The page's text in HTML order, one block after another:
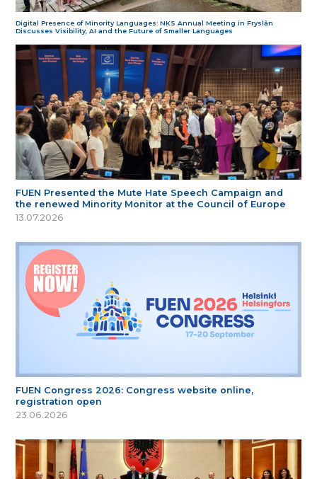
Digital Presence of Minority Languages: NKS Annual Meeting in Fryslân
Discusses Visibility, AI and the Future of Smaller Languages
FUEN Presented the Mute Hate Speech Campaign and
the renewed Minority Monitor at the Council of Europe
13.07.2026
FUEN Congress 2026: Congress website online,
registration open
23.06.2026